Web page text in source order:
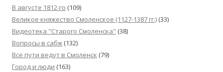
В августе 1812-го (109)
Великое княжество Смоленское (1127-1387 гг.) (33)
Видеотека "Cтарого Смоленска" (38)
Вопросы в сабж (132)
Все пути ведут в Смоленск (79)
Город и люди (163)